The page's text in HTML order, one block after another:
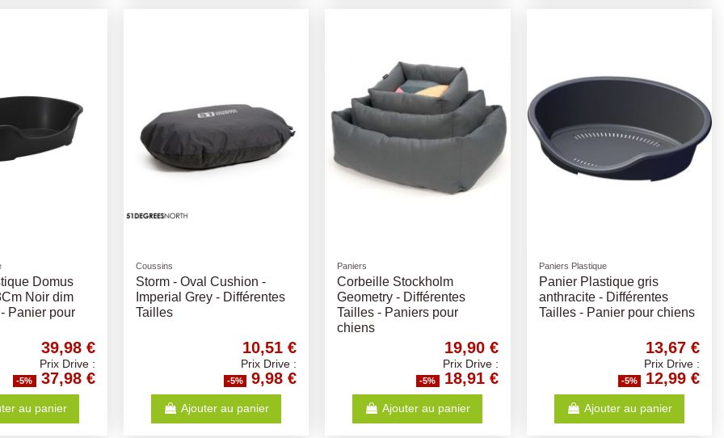
Domus
Noir dim
Panier pour
39,98 €
Prix Drive :
-5% 37,98 €
au panier
Coussins
Storm - Oval Cushion -
Imperial Grey - Différentes
Tailles
10,51 €
Prix Drive :
-5% 9,98 €
Ajouter au panier
Paniers
Corbeille Stockholm
Geometry - Différentes
Tailles - Paniers pour
chiens
19,90 €
Prix Drive :
-5% 18,91 €
Ajouter au panier
Paniers Plastique
Panier Plastique gris
anthracite - Différentes
Tailles - Panier pour chiens
13,67 €
Prix Drive :
-5% 12,99 €
Ajouter au panier